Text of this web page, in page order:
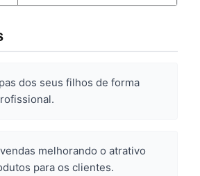
dos seus filhos de forma
melhorando o atrativo
para os clientes.